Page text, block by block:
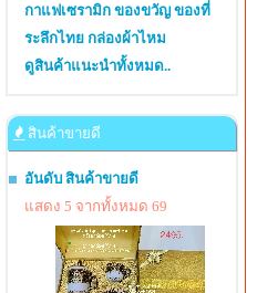
กาแฟเซรามิก ของขวัญ ของที่
ระลึกไทย กล่องผ้าไหม
ดูสินค้าแนะนำทั้งหมด..
สินค้าขายดี
อันดับ สินค้าขายดี
แสดง 5 จากทั้งหมด 69